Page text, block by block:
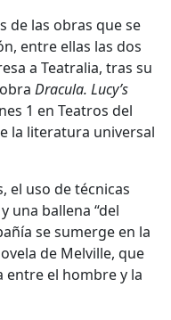
de las obras que se
entre ellas las dos
a Teatralia, tras su
Dracula. Lucy’s
1 en Teatros del
la literatura universal
el uso de técnicas
una ballena “del
se sumerge en la
de Melville, que
el hombre y la